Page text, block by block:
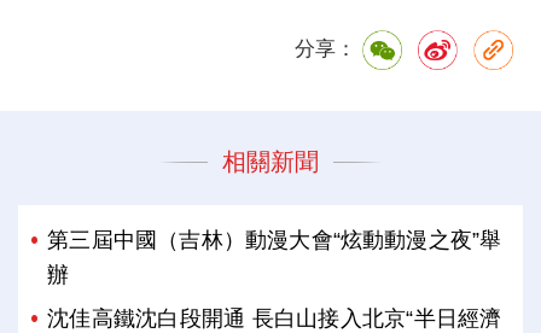
分享：
相關新聞
第三屆中國（吉林）動漫大會“炫動動漫之夜”舉
辦
沈佳高鐵沈白段開通 長白山接入北京“半日經濟